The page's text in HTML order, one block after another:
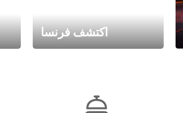
اكتشف فرنسا